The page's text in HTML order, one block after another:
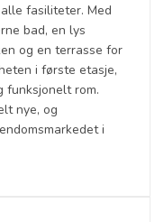
fasiliteter. Med
bad, en lys
og en terrasse for
i første etasje,
funksjonelt rom.
nye, og
i